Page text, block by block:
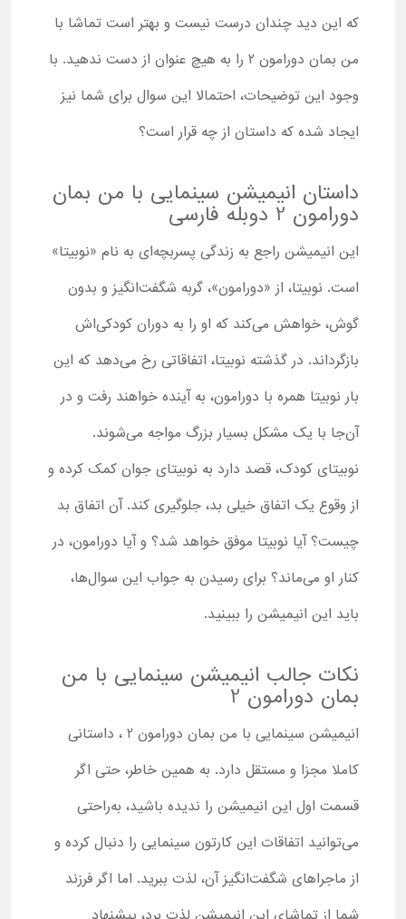
که این دید چندان درست نیست و بهتر است تماشا با
من بمان دورامون 2 را به هیچ عنوان از دست ندهید. با
وجود این توضیحات، احتمالا این سوال برای شما نیز
ایجاد شده که داستان از چه قرار است؟
داستان انیمیشن سینمایی با من بمان
دورامون 2 دوبله فارسی
این انیمیشن راجع به زندگی پسربچه‌ای به نام «نوبیتا»
است. نوبیتا، از «دورامون»، گربه شگفت‌انگیز و بدون
گوش، خواهش می‌کند که او را به دوران کودکی‌اش
بازگرداند. در گذشته نوبیتا، اتفاقاتی رخ می‌دهد که این
بار نوبیتا همره با دورامون، به آینده خواهند رفت و در
آن‌جا با یک مشکل بسیار بزرگ مواجه می‌شوند.
نوبیتای کودک، قصد دارد به نوبیتای جوان کمک کرده و
از وقوع یک اتفاق خیلی بد، جلوگیری کند. آن اتفاق بد
چیست؟ آیا نوبیتا موفق خواهد شد؟ و آیا دورامون، در
کنار او می‌ماند؟ برای رسیدن به جواب این سوال‌ها،
باید این انیمیشن را ببینید.
نکات جالب انیمیشن سینمایی با من
بمان دورامون 2
انیمیشن سینمایی با من بمان دورامون 2 ، داستانی
کاملا مجزا و مستقل دارد. به همین خاطر، حتی اگر
قسمت اول این انیمیشن را ندیده باشید، به‌راحتی
می‌توانید اتفاقات این کارتون سینمایی را دنبال کرده و
از ماجراهای شگفت‌انگیز آن، لذت ببرید. اما اگر فرزند